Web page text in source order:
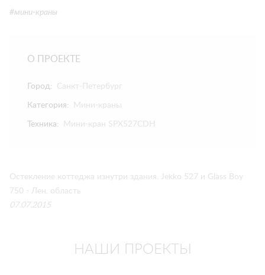
#мини-краны
О ПРОЕКТЕ
Город: Санкт-Петербург
Категория: Мини-краны
Техника: Мини-кран SPX527CDH
Остекление коттеджа изнутри здания. Jekko 527 и Glass Boy
750 - Лен. область
07.07.2015
НАШИ ПРОЕКТЫ